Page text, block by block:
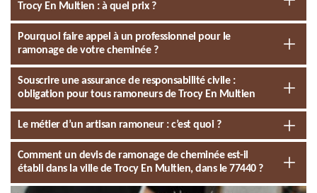
Trocy En Multien : à quel prix ?
Pourquoi faire appel à un professionnel pour le
ramonage de votre cheminée ?
Souscrire une assurance de responsabilité civile :
obligation pour tous ramoneurs de Trocy En Multien
Le métier d’un artisan ramoneur : c’est quoi ?
Comment un devis de ramonage de cheminée est-il
établi dans la ville de Trocy En Multien, dans le 77440 ?